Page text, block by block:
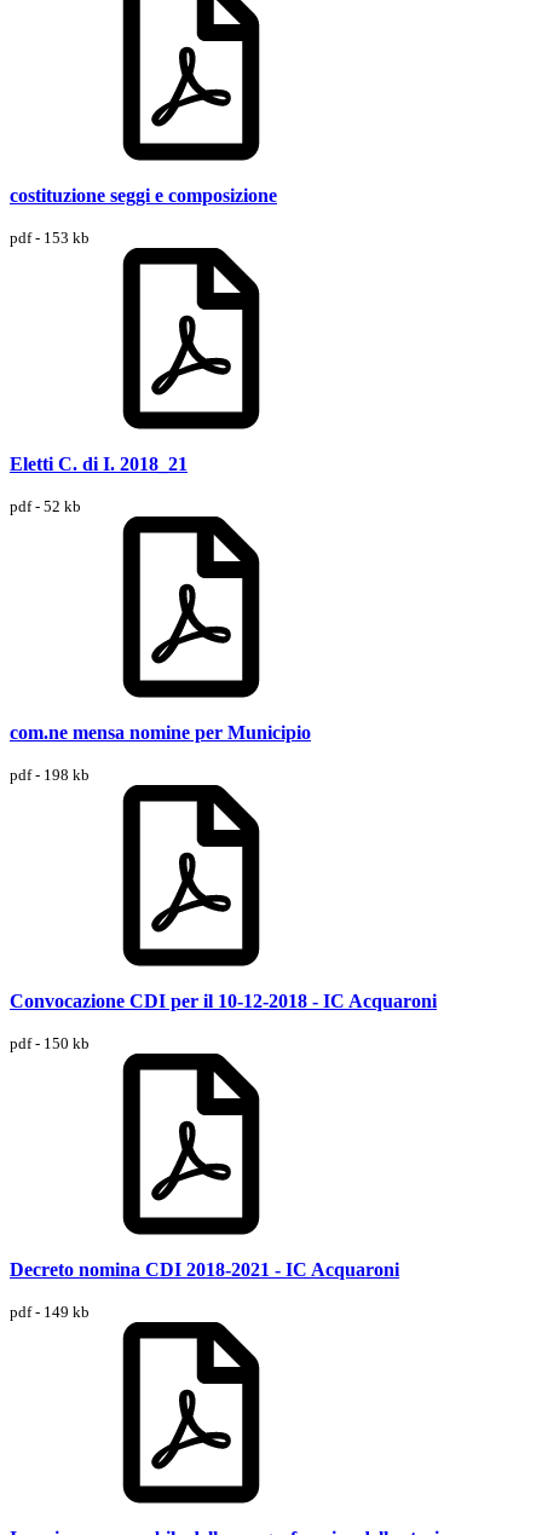
costituzione seggi e composizione
pdf - 153 kb
Eletti C. di I. 2018_21
pdf - 52 kb
com.ne mensa nomine per Municipio
pdf - 198 kb
Convocazione CDI per il 10-12-2018 - IC Acquaroni
pdf - 150 kb
Decreto nomina CDI 2018-2021 - IC Acquaroni
pdf - 149 kb